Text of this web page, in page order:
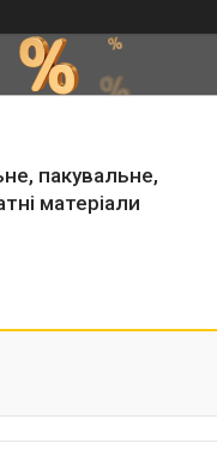
пакувальне,
матеріали